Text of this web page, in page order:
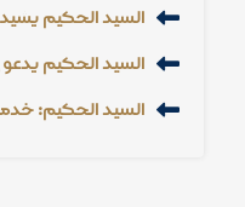
السيد الحكيم يشيد
السيد الحكيم يدعو
السيد الحكيم: